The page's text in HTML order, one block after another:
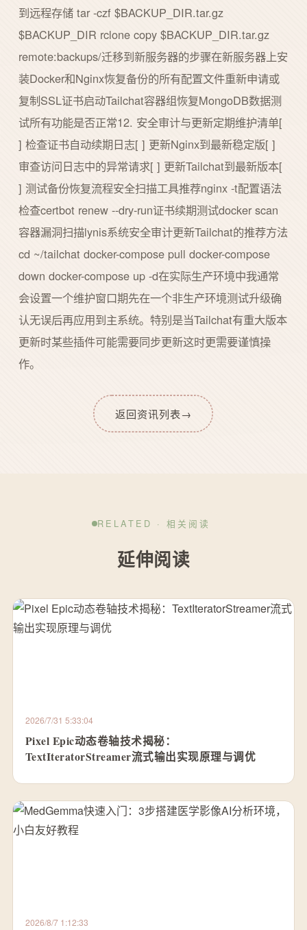
到远程存储 tar -czf $BACKUP_DIR.tar.gz
$BACKUP_DIR rclone copy $BACKUP_DIR.tar.gz
remote:backups/迁移到新服务器的步骤在新服务器上安
装Docker和Nginx恢复备份的所有配置文件重新申请或
复制SSL证书启动Tailchat容器组恢复MongoDB数据测
试所有功能是否正常12. 安全审计与更新定期维护清单[
] 检查证书自动续期日志[ ] 更新Nginx到最新稳定版[ ]
审查访问日志中的异常请求[ ] 更新Tailchat到最新版本[
] 测试备份恢复流程安全扫描工具推荐nginx -t配置语法
检查certbot renew --dry-run证书续期测试docker scan
容器漏洞扫描lynis系统安全审计更新Tailchat的推荐方法
cd ~/tailchat docker-compose pull docker-compose
down docker-compose up -d在实际生产环境中我通常
会设置一个维护窗口期先在一个非生产环境测试升级确
认无误后再应用到主系统。特别是当Tailchat有重大版本
更新时某些插件可能需要同步更新这时更需要谨慎操
作。
返回资讯列表→
RELATED · 相关阅读
延伸阅读
2026/7/31 5:33:04
Pixel Epic动态卷轴技术揭秘：
TextIteratorStreamer流式输出实现原理与调优
2026/8/7 1:12:33